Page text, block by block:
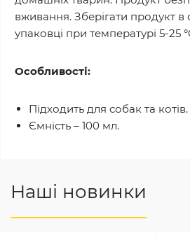
вживання. Зберігати продукт в
упаковці при температурі 5-25
Особливості:
Підходить для собак та котів.
Ємність – 100 мл.
Наші новинки